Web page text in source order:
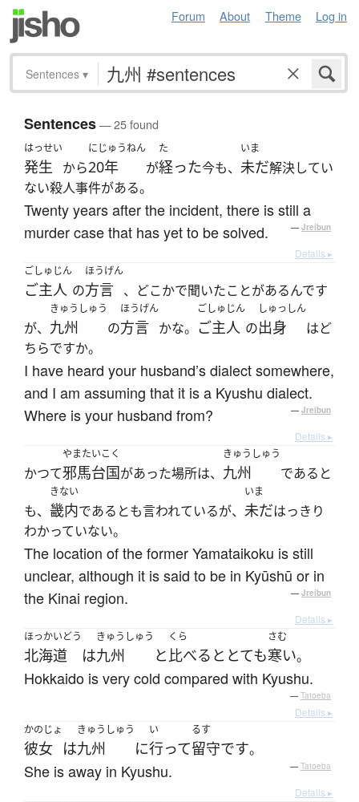
Forum About Theme Log in
Sentences ▾
Sentences— 25 found
はっせい
発生 から
にじゅうねん
20年 が
た
経った今も、
いま
未だ解決してい
ない殺人事件がある。
Twenty years after the incident, there is still a
murder case that has yet to be solved.
— Jreibun
Details ▸
ごしゅじん
ご主人 の
ほうげん
方言 、どこかで聞いたことがあるんです
が、
きゅうしゅう
九州 の
ほうげん
方言 かな。
ごしゅじん
ご主人 の
しゅっしん
出身
はど
ちらですか。
I have heard your husband’s dialect somewhere,
and I am assuming that it is a Kyushu dialect.
Where is your husband from?
— Jreibun
Details ▸
かつて
やまたいこく
邪馬台国があった場所は、
きゅうしゅう
九州 であると
も、
きない
畿内であるとも言われているが、
いま
未だはっきり
わかっていない。
The location of the former Yamataikoku is still
unclear, although it is said to be in Kyūshū or in
the Kinai region.
— Jreibun
Details ▸
ほっかいどう
北海道 は
きゅうしゅう
九州 と
くら
比べる と とても
さむ
寒い。
Hokkaido is very cold compared with Kyushu.
— Tatoeba
Details ▸
かのじょ
彼女 は
きゅうしゅう
九州 に
い
行って
るす
留守です。
She is away in Kyushu. — Tatoeba
Details ▸